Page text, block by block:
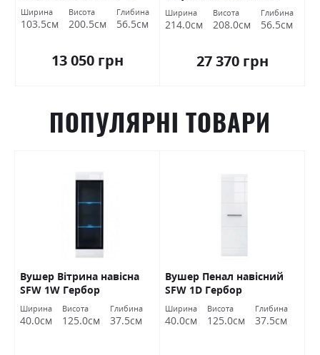
Україна
Ширина
103.5см
Висота
200.5см
Глибина
56.5см
13 050 грн
Україна
Ширина
214.0см
Висота
208.0см
Глибина
56.5см
27 370 грн
ПОПУЛЯРНІ ТОВАРИ
Вушер Вітрина навісна
SFW 1W Гербор
Ширина
40.0см
Висота
125.0см
Глибина
37.5см
Вушер Пенал навісний
SFW 1D Гербор
Ширина
40.0см
Висота
125.0см
Глибина
37.5см